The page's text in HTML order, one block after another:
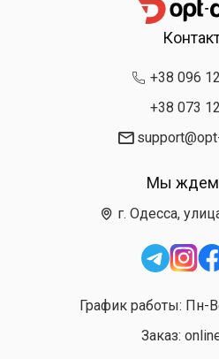
+38 096
+38 073
Мы ждем
г. Одесса,
График работы: Пн-
Заказ: